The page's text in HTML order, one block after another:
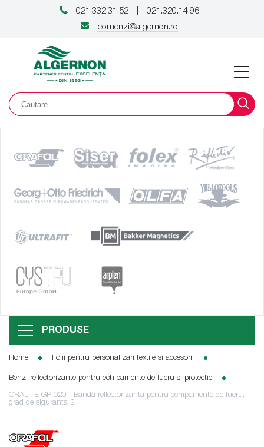
021.332.31.52
021.320.14.96
comenzi@algernon.ro
PRODUSE
Home Folii pentru personalizari textile si accesorii
Benzi reflectorizante pentru echipamente de lucru si protectie
ORALITE GP 020 - Banda reflectorizanta pentru echipamente de lucru,
grad de siguranta 2